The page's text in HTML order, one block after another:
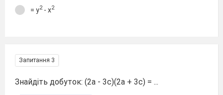
= у2- х2
Запитання 3
Знайдіть добуток: (2а - 3с)(2а + 3с) = ...